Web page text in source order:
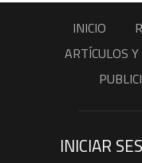
INICIO
ARTÍCULOS
INICIAR